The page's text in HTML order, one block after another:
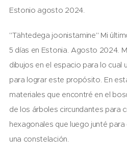
Estonio agosto 2024.
"Tähtedega joonistamine" Mi
5 días en Estonia. Agosto 2024.
dibujos en el espacio para lo cual
para lograr este propósito. En
materiales que encontré en el
de los árboles circundantes para
hexagonales que luego junté
una constelación.